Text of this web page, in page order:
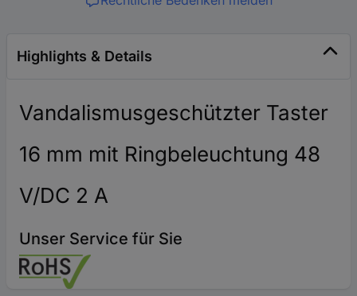
Highlights & Details
Vandalismusgeschützter Taster
16 mm mit Ringbeleuchtung 48
V/DC 2 A
Unser Service für Sie